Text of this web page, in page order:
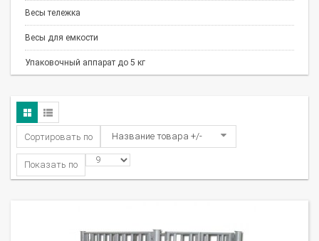
Весы тележка
Весы для емкости
Упаковочный аппарат до 5 кг
Сортировать по Название товара +/-
Показать по